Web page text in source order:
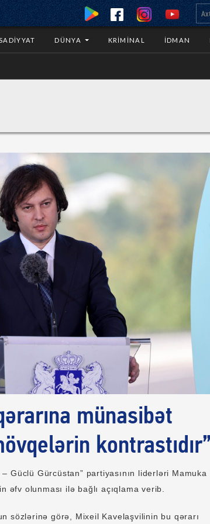
DÜNYA KRIMINAL İDMAN
münasibət
Güclü Gürcüstan” partiyasının liderləri Mamuka
əfv olunması ilə bağlı açıqlama verib.
sözlərinə görə, Mixeil Kavelaşvilinin bu qərarı